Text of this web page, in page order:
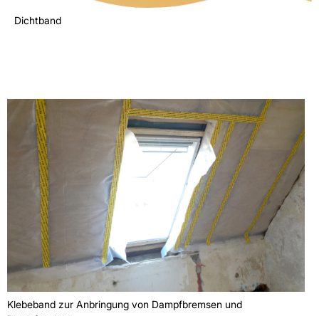
Dichtband
Klebeband zur Anbringung von Dampfbremsen und